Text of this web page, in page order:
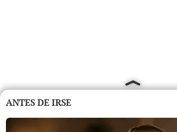
ANTES DE IRSE